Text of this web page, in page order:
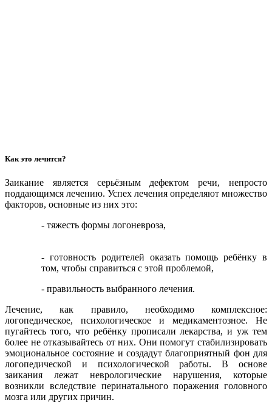
Как это лечится?
Заикание является серьёзным дефектом речи, непросто
поддающимся лечению. Успех лечения определяют множество
факторов, основные из них это:
- тяжесть формы логоневроза,
- готовность родителей оказать помощь ребёнку в
том, чтобы справиться с этой проблемой,
- правильность выбранного лечения.
Лечение, как правило, необходимо комплексное:
логопедическое, психологическое и медикаментозное. Не
пугайтесь того, что ребёнку прописали лекарства, и уж тем
более не отказывайтесь от них. Они помогут стабилизировать
эмоциональное состояние и создадут благоприятный фон для
логопедической и психологической работы. В основе
заикания лежат неврологические нарушения, которые
возникли вследствие перинатального поражения головного
мозга или других причин.